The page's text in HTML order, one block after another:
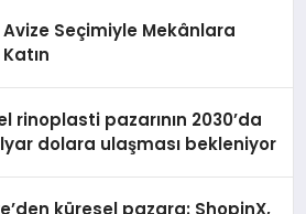
Avize Seçimiyle Mekânlara
rinoplasti pazarının 2030’da
dolara ulaşması bekleniyor
küresel pazara: ShopinX,